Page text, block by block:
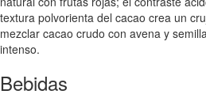
textura polvorienta del cacao crea un
mezclar cacao crudo con avena y
intenso.
Bebidas